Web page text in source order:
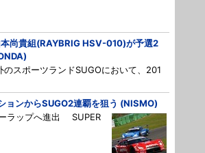
尚貴組(RAYBRIG HSV-010)が予選2
スポーツランドSUGOにおいて、201
ョンからSUGO2連覇を狙う (NISMO)
ラップへ進出 SUPER